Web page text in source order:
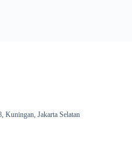
Kuningan, Jakarta Selatan